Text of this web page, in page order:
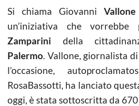
Si chiama Giovanni Vallone
un’iniziativa che vorrebbe
Zamparini della
Palermo. Vallone, giornalista
l’occasione,
RosaBassotti, ha lanciato
oggi, è stata sottoscritta da